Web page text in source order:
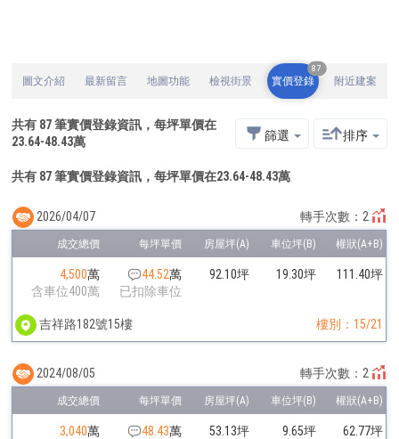
圖文介紹 最新留言 地圖功能 檢視街景 實價登錄
87
附近建案
共有 87筆實價登錄資訊，每坪單價在
23.64-48.43萬 篩選 排序
共有 87 筆實價登錄資訊，每坪單價在23.64-48.43萬
4,500萬
含車位400萬
44.52萬
已扣除車位
92.10坪 19.30坪 111.40坪
吉祥路182號15樓 樓別：15/21
2026/04/07 轉手次數：2
3,040萬
48.43萬
53.13坪 9.65坪 62.77坪
2024/08/05 轉手次數：2